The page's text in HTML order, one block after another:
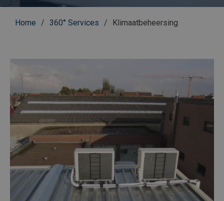
Kruimelpad
Home 360° Services Klimaatbeheersing